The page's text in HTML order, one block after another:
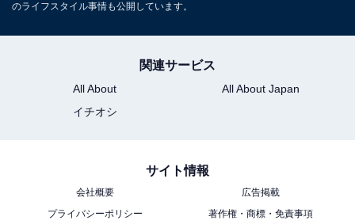
のライフスタイル事情も公開しています。
関連サービス
All About
All About Japan
イチオシ
サイト情報
会社概要
広告掲載
プライバシーポリシー
著作権・商標・免責事項